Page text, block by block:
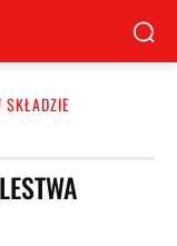
SKŁADZIE